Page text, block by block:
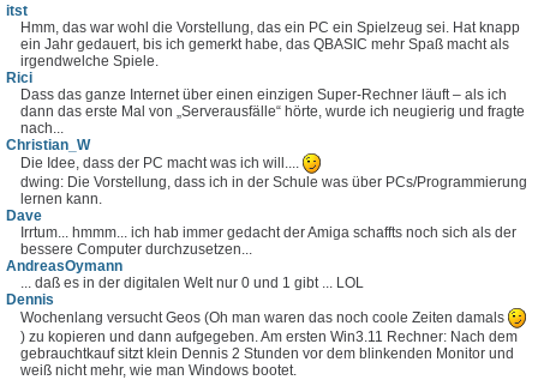
itst
Hmm, das war wohl die Vorstellung, das ein PC ein Spielzeug sei. Hat knapp
ein Jahr gedauert, bis ich gemerkt habe, das QBASIC mehr Spaß macht als
irgendwelche Spiele.
Rici
Dass das ganze Internet über einen einzigen Super-Rechner läuft – als ich
dann das erste Mal von „Serverausfälle“ hörte, wurde ich neugierig und fragte
nach...
Christian_W
Die Idee, dass der PC macht was ich will....
dwing: Die Vorstellung, dass ich in der Schule was über PCs/Programmierung
lernen kann.
Dave
Irrtum... hmmm... ich hab immer gedacht der Amiga schaffts noch sich als der
bessere Computer durchzusetzen...
AndreasOymann
... daß es in der digitalen Welt nur 0 und 1 gibt ... LOL
Dennis
Wochenlang versucht Geos (Oh man waren das noch coole Zeiten damals
) zu kopieren und dann aufgegeben. Am ersten Win3.11 Rechner: Nach dem
gebrauchtkauf sitzt klein Dennis 2 Stunden vor dem blinkenden Monitor und
weiß nicht mehr, wie man Windows bootet.